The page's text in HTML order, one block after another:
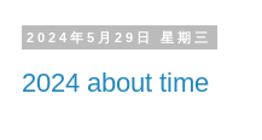
2024年5月29日 星期三
2024 about time